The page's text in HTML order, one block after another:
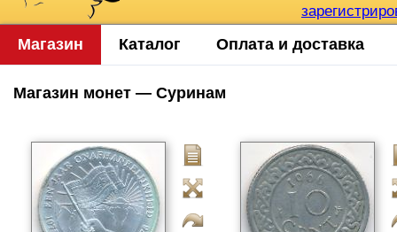
Магазин Каталог Оплата и доставка
Магазин монет — Суринам